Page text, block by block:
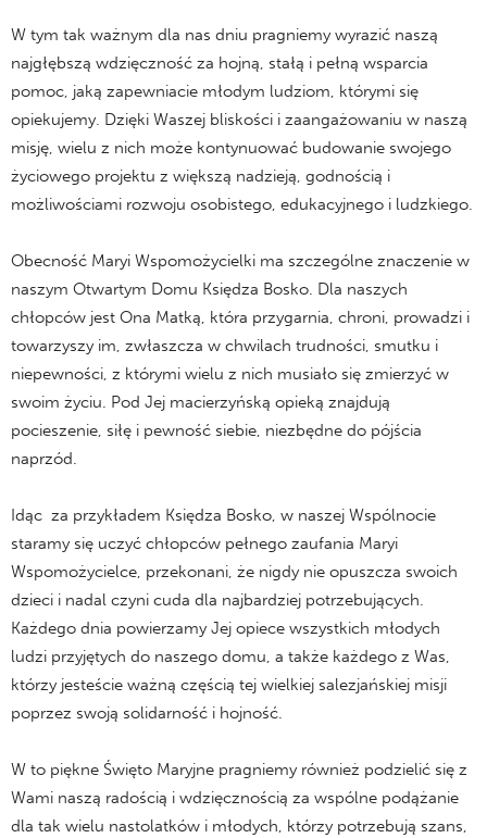
W tym tak ważnym dla nas dniu pragniemy wyrazić naszą
najgłębszą wdzięczność za hojną, stałą i pełną wsparcia
pomoc, jaką zapewniacie młodym ludziom, którymi się
opiekujemy. Dzięki Waszej bliskości i zaangażowaniu w naszą
misję, wielu z nich może kontynuować budowanie swojego
życiowego projektu z większą nadzieją, godnością i
możliwościami rozwoju osobistego, edukacyjnego i ludzkiego.
Obecność Maryi Wspomożycielki ma szczególne znaczenie w
naszym Otwartym Domu Księdza Bosko. Dla naszych
chłopców jest Ona Matką, która przygarnia, chroni, prowadzi i
towarzyszy im, zwłaszcza w chwilach trudności, smutku i
niepewności, z którymi wielu z nich musiało się zmierzyć w
swoim życiu. Pod Jej macierzyńską opieką znajdują
pocieszenie, siłę i pewność siebie, niezbędne do pójścia
naprzód.
Idąc za przykładem Księdza Bosko, w naszej Wspólnocie
staramy się uczyć chłopców pełnego zaufania Maryi
Wspomożycielce, przekonani, że nigdy nie opuszcza swoich
dzieci i nadal czyni cuda dla najbardziej potrzebujących.
Każdego dnia powierzamy Jej opiece wszystkich młodych
ludzi przyjętych do naszego domu, a także każdego z Was,
którzy jesteście ważną częścią tej wielkiej salezjańskiej misji
poprzez swoją solidarność i hojność.
W to piękne Święto Maryjne pragniemy również podzielić się z
Wami naszą radością i wdzięcznością za wspólne podążanie
dla tak wielu nastolatków i młodych, którzy potrzebują szans,